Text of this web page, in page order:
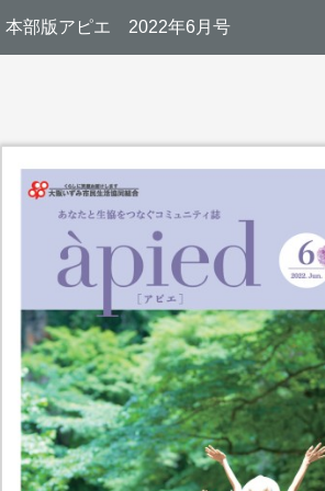
本部版アピエ 2022年6月号